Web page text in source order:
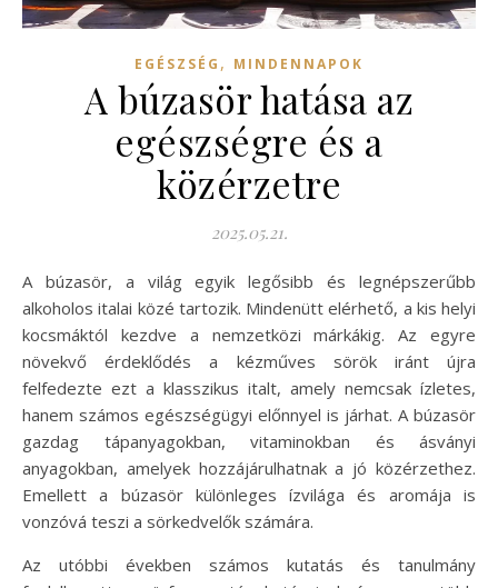
EGÉSZSÉG , MINDENNAPOK
A búzasör hatása az
egészségre és a
közérzetre
2025.05.21.
A búzasör, a világ egyik legősibb és legnépszerűbb
alkoholos italai közé tartozik. Mindenütt elérhető, a kis helyi
kocsmáktól kezdve a nemzetközi márkákig. Az egyre
növekvő érdeklődés a kézműves sörök iránt újra
felfedezte ezt a klasszikus italt, amely nemcsak ízletes,
hanem számos egészségügyi előnnyel is járhat. A búzasör
gazdag tápanyagokban, vitaminokban és ásványi
anyagokban, amelyek hozzájárulhatnak a jó közérzethez.
Emellett a búzasör különleges ízvilága és aromája is
vonzóvá teszi a sörkedvelők számára.
Az utóbbi években számos kutatás és tanulmány